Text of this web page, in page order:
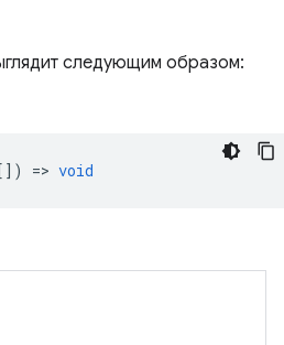
следующим образом:
=> void